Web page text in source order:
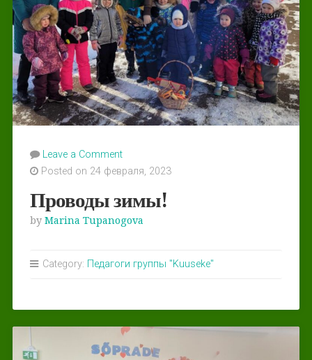
Leave a Comment
Posted on 24 февраля, 2023
Проводы зимы!
by Marina Tupanogova
Category: Педагоги группы "Kuuseke"